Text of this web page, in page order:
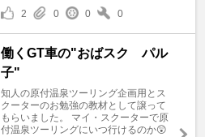
2 0 0 0
働くGT車の"おばスク パル
子"
知人の原付温泉ツーリング企画用とス
クーターのお勉強の教材として譲って
もらいました。 マイ・スクーターで原
付温泉ツーリングにいつ行けるのか😲